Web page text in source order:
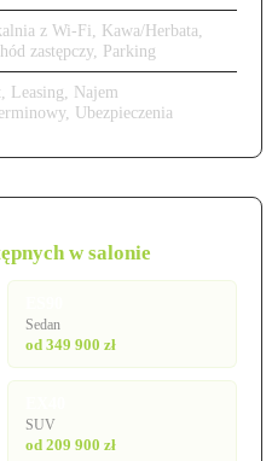
z Wi-Fi, Kawa/Herbata,
zastępczy, Parking
Leasing, Najem
Ubezpieczenia
w salonie
Sedan
od 349 900 zł
SUV
od 209 900 zł